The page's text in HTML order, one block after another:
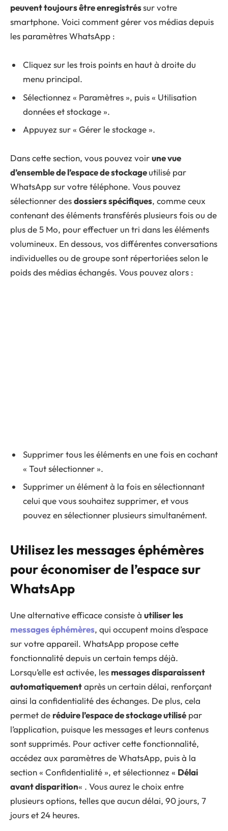
peuvent toujours être enregistréssur votre
smartphone. Voici comment gérer vos médias depuis
les paramètres WhatsApp :
Cliquez sur les trois points en haut à droite du
menu principal.
Sélectionnez « Paramètres », puis « Utilisation
données et stockage ».
Appuyez sur « Gérer le stockage ».
Dans cette section, vous pouvez voirune vue
d’ensemble de l’espace de stockageutilisé par
WhatsApp sur votre téléphone. Vous pouvez
sélectionner desdossiers spécifiques, comme ceux
contenant des éléments transférés plusieurs fois ou de
plus de 5 Mo, pour effectuer un tri dans les éléments
volumineux. En dessous, vos différentes conversations
individuelles ou de groupe sont répertoriées selon le
poids des médias échangés. Vous pouvez alors :
Supprimer tous les éléments en une fois en cochant
« Tout sélectionner ».
Supprimer un élément à la fois en sélectionnant
celui que vous souhaitez supprimer, et vous
pouvez en sélectionner plusieurs simultanément.
Utilisez les messages éphémères
pour économiser de l’espace sur
WhatsApp
Une alternative efficace consiste à utiliser les
messages éphémères, qui occupent moins d’espace
sur votre appareil. WhatsApp propose cette
fonctionnalité depuis un certain temps déjà.
Lorsqu’elle est activée, les messages disparaissent
automatiquementaprès un certain délai, renforçant
ainsi la confidentialité des échanges. De plus, cela
permet de réduire l’espace de stockage utilisé par
l’application, puisque les messages et leurs contenus
sont supprimés. Pour activer cette fonctionnalité,
accédez aux paramètres de WhatsApp, puis à la
section « Confidentialité », et sélectionnez « Délai
avant disparition« . Vous aurez le choix entre
plusieurs options, telles que aucun délai, 90 jours, 7
jours et 24 heures.